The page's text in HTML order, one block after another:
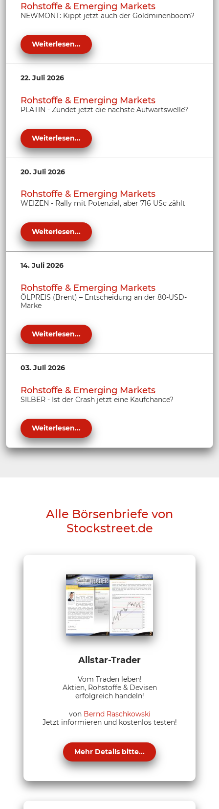
Rohstoffe & Emerging Markets
NEWMONT: Kippt jetzt auch der Goldminenboom?
Weiterlesen...
22. Juli 2026
Rohstoffe & Emerging Markets
PLATIN - Zündet jetzt die nächste Aufwärtswelle?
Weiterlesen...
20. Juli 2026
Rohstoffe & Emerging Markets
WEIZEN - Rally mit Potenzial, aber 716 USc zählt
Weiterlesen...
14. Juli 2026
Rohstoffe & Emerging Markets
ÖLPREIS (Brent) – Entscheidung an der 80-USD-
Marke
Weiterlesen...
03. Juli 2026
Rohstoffe & Emerging Markets
SILBER - Ist der Crash jetzt eine Kaufchance?
Weiterlesen...
Alle Börsenbriefe von
Stockstreet.de
Allstar-Trader
Vom Traden leben!
Aktien, Rohstoffe & Devisen
erfolgreich handeln!
von Bernd Raschkowski
Jetzt informieren und kostenlos testen!
Mehr Details bitte...